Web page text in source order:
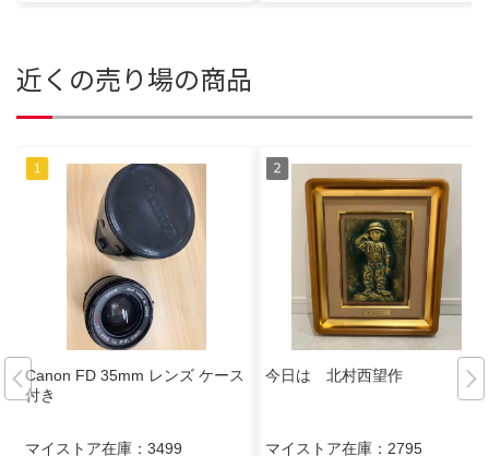
近くの売り場の商品
Canon FD 35mm レンズ ケース
付き
マイストア在庫： 3499
今日は 北村西望作
マイストア在庫： 2795